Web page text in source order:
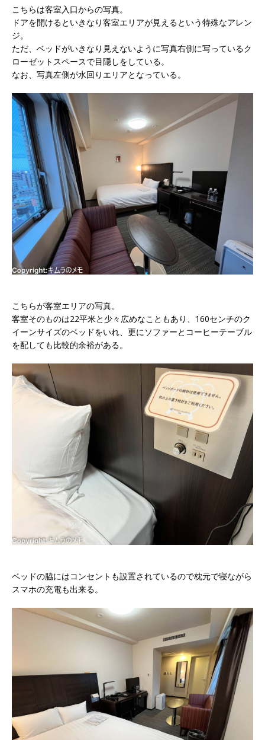
こちらは客室入口からの写真。
ドアを開けるといきなり客室エリアが見えるという特殊なアレン
ジ。
ただ、ベッドがいきなり見えないように写真右側に写っているク
ローゼットスペースで目隠しをしている。
なお、写真左側が水回りエリアとなっている。
こちらが客室エリアの写真。
客室そのものは22平米と少々広めなこともあり、160センチのク
イーンサイズのベッドをいれ、更にソファーとコーヒーテーブル
を配しても比較的余裕がある。
ベッドの脇にはコンセントも設置されているので枕元で寝ながら
スマホの充電も出来る。